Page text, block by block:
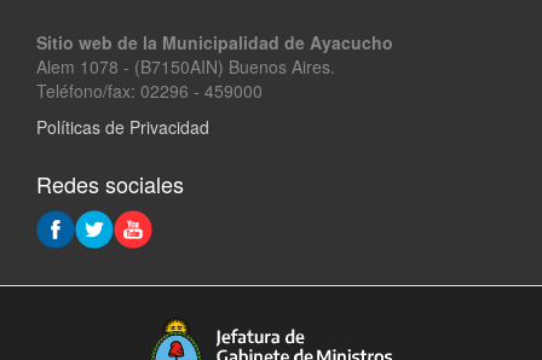
Sitio web de la Municipalidad de Ayacucho
Alem 1078 - (B7150AIN) Buenos Aires.
Teléfono/fax: 02296 - 459000
Políticas de Privacidad
Redes sociales